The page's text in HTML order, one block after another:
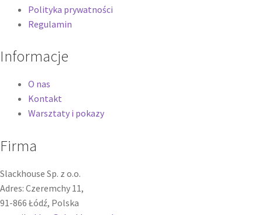
Polityka prywatności
Regulamin
Informacje
O nas
Kontakt
Warsztaty i pokazy
Firma
Slackhouse Sp. z o.o.
Adres: Czeremchy 11,
91-866 Łódź, Polska